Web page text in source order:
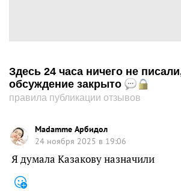
Здесь 24 часа ничего не
обсуждение закрыто
правила публикации отзывов
Madamme Арбидол
24 ноября 2025 в 19:06
Я думала Казакову назначили